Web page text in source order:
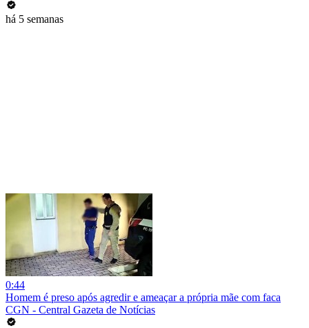
há 5 semanas
0:44
Homem é preso após agredir e ameaçar a própria mãe com faca
CGN - Central Gazeta de Notícias